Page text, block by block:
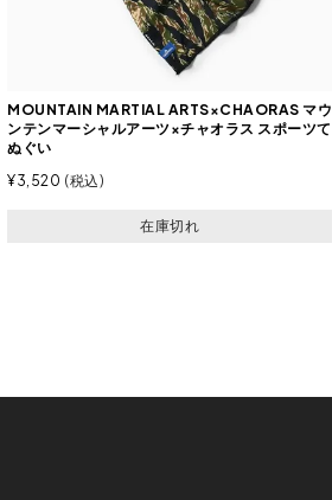
MOUNTAIN MARTIAL ARTS×CHAORAS マウ
ンテンマーシャルアーツ×チャオラス スポーツて
ぬぐい
¥3,520 税込
在庫切れ